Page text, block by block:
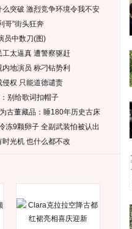
突破 激烈竞争环境令我不安
哥”街头狂奔
员中数刀(图)
太逼真 遭警察驱赶
地演员 称刁钻势利
权 只能道德谴责
别给歌词扣帽子
古董藏品：睡180年历史古床
冻9颗卵子 全副武装怕被认出
光机 也什么都不改